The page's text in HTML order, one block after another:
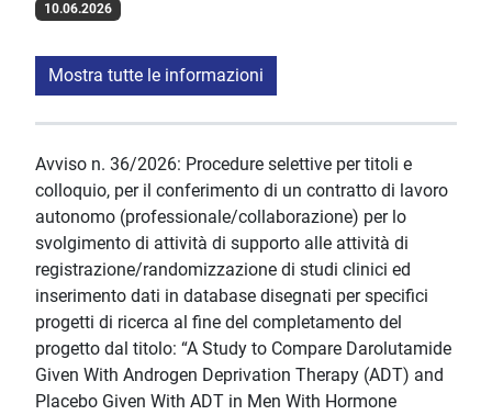
10.06.2026
Mostra tutte le informazioni
Avviso n. 36/2026: Procedure selettive per titoli e
colloquio, per il conferimento di un contratto di lavoro
autonomo (professionale/collaborazione) per lo
svolgimento di attività di supporto alle attività di
registrazione/randomizzazione di studi clinici ed
inserimento dati in database disegnati per specifici
progetti di ricerca al fine del completamento del
progetto dal titolo: “A Study to Compare Darolutamide
Given With Androgen Deprivation Therapy (ADT) and
Placebo Given With ADT in Men With Hormone